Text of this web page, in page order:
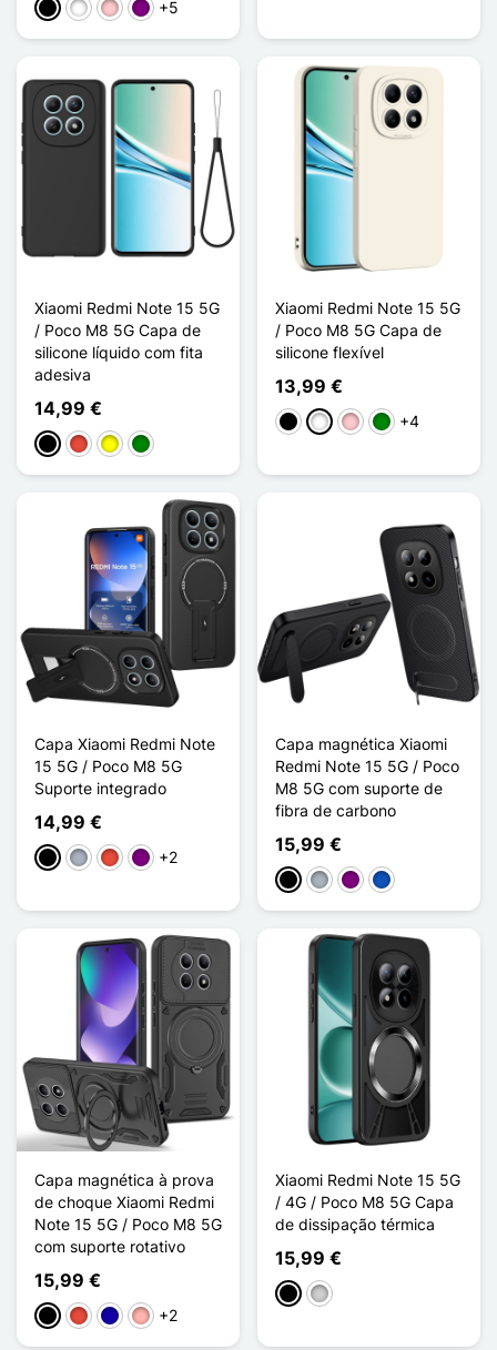
PretoBrancoRosaPúrpura
+5
Xiaomi Redmi Note 15 5G
/ Poco M8 5G Capa de
silicone líquido com fita
adesiva
14,99 €
PretoVermelho
Amarelo
Verde
Xiaomi Redmi Note 15 5G
/ Poco M8 5G Capa de
silicone flexível
13,99 €
PretoBrancoRosaVerde
+4
Capa Xiaomi Redmi Note
15 5G / Poco M8 5G
Suporte integrado
14,99 €
PretoCinzentoVermelho
Púrpura
+2
Capa magnética Xiaomi
Redmi Note 15 5G / Poco
M8 5G com suporte de
fibra de carbono
15,99 €
PretoCinzento
Púrpura
Saphir
Capa magnética à prova
de choque Xiaomi Redmi
Note 15 5G / Poco M8 5G
com suporte rotativo
15,99 €
PretoVermelhoAzul Escuro
Ouro rosa
+2
Xiaomi Redmi Note 15 5G
/ 4G / Poco M8 5G Capa
de dissipação térmica
15,99 €
PretoPrata